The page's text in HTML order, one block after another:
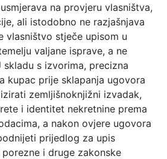
na provjeru vlasništva,
ali istodobno ne razjašnjava
vlasništvo stječe upisom u
valjane isprave, a ne
s izvorima, precizna
kupac prije sklapanja ugovora
zemljišnoknjižni izvadak,
i identitet nekretnine prema
a nakon ovjere ugovora
prijedlog za upis
i druge zakonske